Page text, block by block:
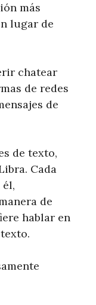
más
lugar de
chatear
de redes
de
de texto,
Cada
de
hablar en